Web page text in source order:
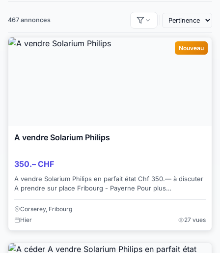
467 annonces
Nouveau
A vendre Solarium Philips
350.– CHF
A vendre Solarium Philips en parfait état Chf 350.— à discuter
A prendre sur place Fribourg - Payerne Pour plus
Corserey, Fribourg
Hier
27 vues